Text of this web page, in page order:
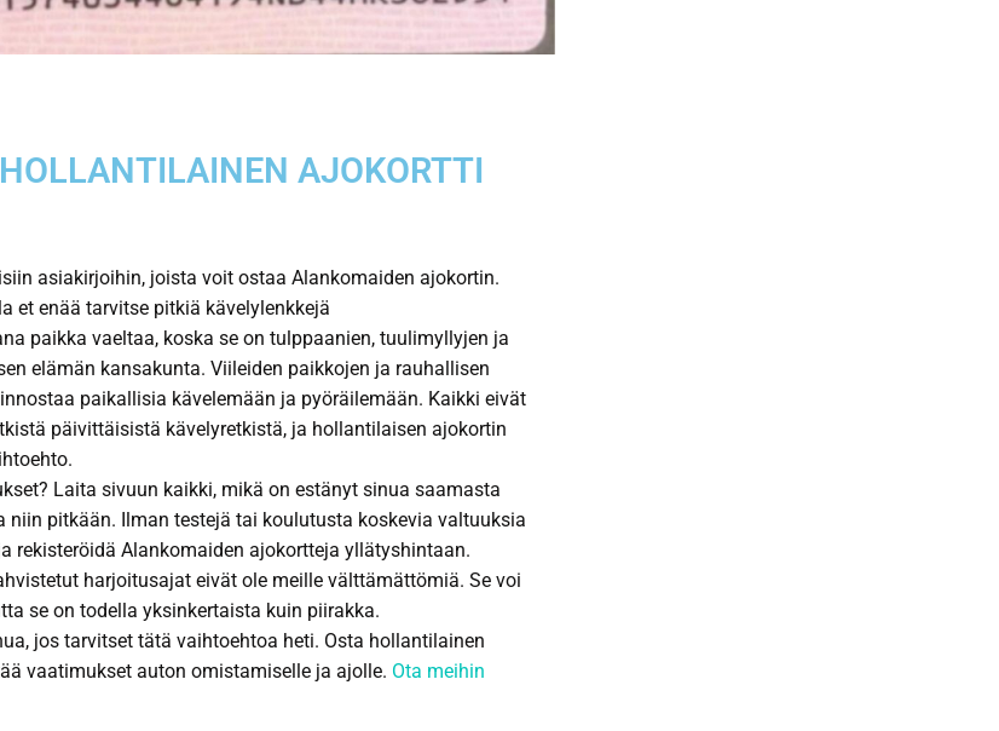
AJOKORTTI
asiakirjoihin, joista voit ostaa Alankomaiden ajokortin.
et enää tarvitse pitkiä kävelylenkkejä
paikka vaeltaa, koska se on tulppaanien, tuulimyllyjen ja
elämän kansakunta. Viileiden paikkojen ja rauhallisen
paikallisia kävelemään ja pyöräilemään. Kaikki eivät
päivittäisistä kävelyretkistä, ja hollantilaisen ajokortin
Laita sivuun kaikki, mikä on estänyt sinua saamasta
niin pitkään. Ilman testejä tai koulutusta koskevia valtuuksia
rekisteröidä Alankomaiden ajokortteja yllätyshintaan.
harjoitusajat eivät ole meille välttämättömiä. Se voi
se on todella yksinkertaista kuin piirakka.
jos tarvitset tätä vaihtoehtoa heti. Osta hollantilainen
vaatimukset auton omistamiselle ja ajolle. Ota meihin